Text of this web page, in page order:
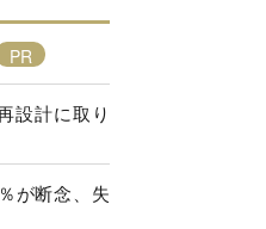
設計に取り
が断念、失